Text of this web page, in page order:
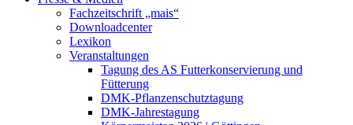
Fachzeitschrift „mais“
Downloadcenter
Lexikon
Veranstaltungen
Tagung des AS Futterkonservierung und
Fütterung
DMK-Pflanzenschutztagung
DMK-Jahrestagung